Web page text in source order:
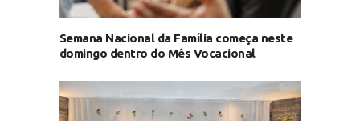
Semana Nacional da Família começa neste
domingo dentro do Mês Vocacional